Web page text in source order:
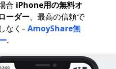
合 iPhone用の無料オ
ーダー、最高の信頼で
なく–AmoyShare無
.